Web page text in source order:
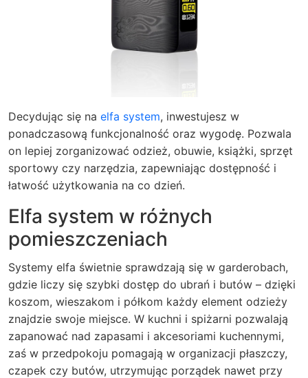
Decydując się na elfa system, inwestujesz w
ponadczasową funkcjonalność oraz wygodę. Pozwala
on lepiej zorganizować odzież, obuwie, książki, sprzęt
sportowy czy narzędzia, zapewniając dostępność i
łatwość użytkowania na co dzień.
Elfa system w różnych
pomieszczeniach
Systemy elfa świetnie sprawdzają się w garderobach,
gdzie liczy się szybki dostęp do ubrań i butów – dzięki
koszom, wieszakom i półkom każdy element odzieży
znajdzie swoje miejsce. W kuchni i spiżarni pozwalają
zapanować nad zapasami i akcesoriami kuchennymi,
zaś w przedpokoju pomagają w organizacji płaszczy,
czapek czy butów, utrzymując porządek nawet przy